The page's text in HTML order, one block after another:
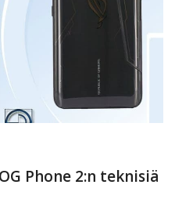
Phone 2:n teknisiä